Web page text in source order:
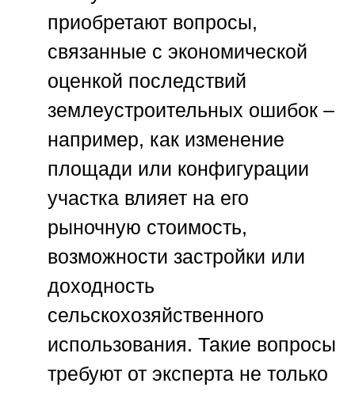
приобретают вопросы,
связанные с экономической
оценкой последствий
землеустроительных ошибок –
например, как изменение
площади или конфигурации
участка влияет на его
рыночную стоимость,
возможности застройки или
доходность
сельскохозяйственного
использования. Такие вопросы
требуют от эксперта не только